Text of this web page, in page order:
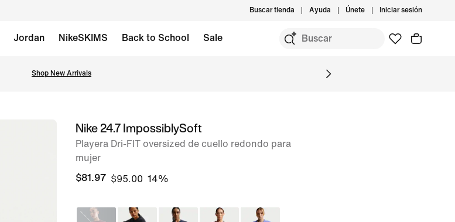
Buscar tienda Ayuda Únete Iniciar sesión
Jordan NikeSKIMS Back to School Sale
Shop New Arrivals
imagen 1 de 6
Nike 24.7 ImpossiblySoft
Playera Dri-FIT oversized de cuello redondo para
mujer
$81.97 $95.00 14%